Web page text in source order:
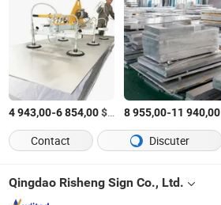
4 943,00-6 854,00$US /Tonne
8 955,00-11 940,00$US
Contact
Discuter
Qingdao Risheng Sign Co., Ltd.